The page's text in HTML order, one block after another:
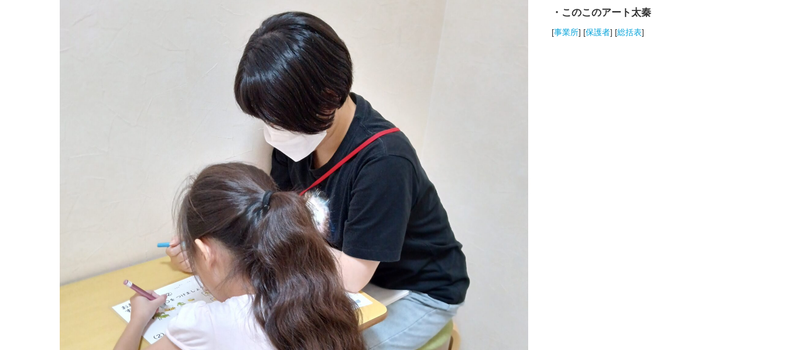
・このこのアート太秦
[事業所] [保護者] [総括表]